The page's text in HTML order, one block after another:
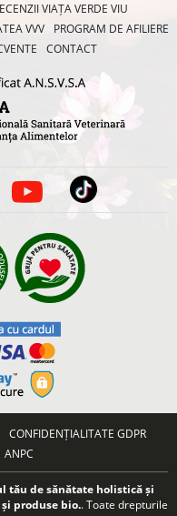
VIAȚA VERDE VIU
VVV
PROGRAM DE AFILIERE
CONTACT
CONFIDENȚIALITATE GDPR
ANPC
tău de sănătate holistică și
produse bio.. Toate drepturile